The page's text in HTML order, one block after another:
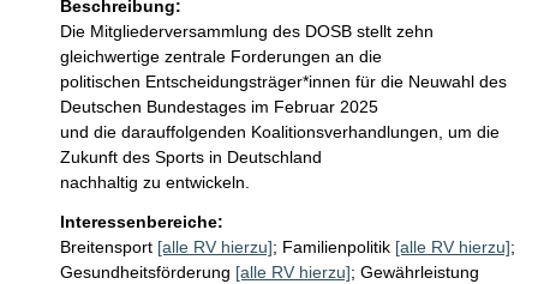
Beschreibung:
Die Mitgliederversammlung des DOSB stellt zehn
gleichwertige zentrale Forderungen an die
politischen Entscheidungsträger*innen für die Neuwahl des
Deutschen Bundestages im Februar 2025
und die darauffolgenden Koalitionsverhandlungen, um die
Zukunft des Sports in Deutschland
nachhaltig zu entwickeln.
Interessenbereiche:
Breitensport [alle RV hierzu]; Familienpolitik [alle RV hierzu];
Gesundheitsförderung [alle RV hierzu]; Gewährleistung